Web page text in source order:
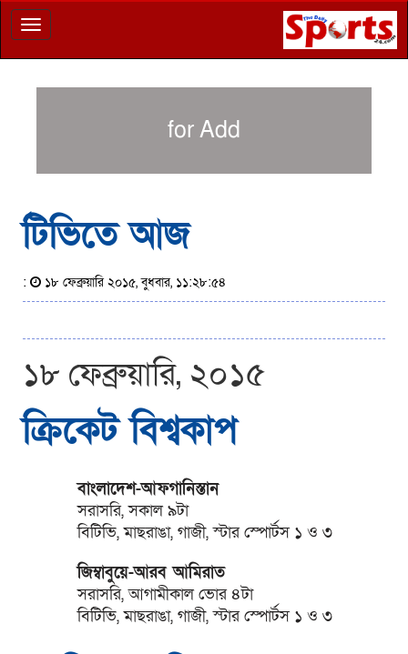
Toggle
navigation
for Add
টিভিতে আজ
: ১৮ ফেব্রুয়ারি ২০১৫, বুধবার, ১১:২৮:৫৪
১৮ ফেব্রুয়ারি, ২০১৫
ক্রিকেট বিশ্বকাপ
বাংলাদেশ-আফগানিস্তান
সরাসরি, সকাল ৯টা
বিটিভি, মাছরাঙা, গাজী, স্টার স্পোর্টস ১ ও ৩
জিম্বাবুয়ে-আরব আমিরাত
সরাসরি, আগামীকাল ভোর ৪টা
বিটিভি, মাছরাঙা, গাজী, স্টার স্পোর্টস ১ ও ৩